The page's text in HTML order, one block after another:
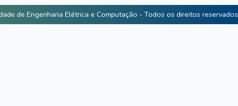
de Engenharia Elétrica e Computação - Todos os direitos reservados